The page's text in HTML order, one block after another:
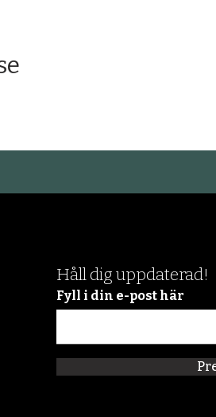
Håll dig uppdaterad!
Fyll i din e-post här